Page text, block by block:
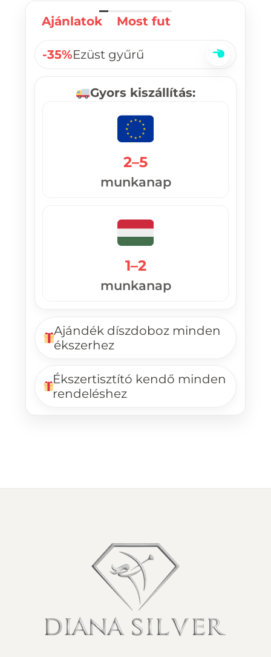
Ajánlatok Most fut
-35%Ezüst gyűrű
Gyors kiszállítás:
1–2
munkanap
2–5
munkanap
Ajándék díszdoboz minden
ékszerhez
Ékszertisztító kendő minden
rendeléshez